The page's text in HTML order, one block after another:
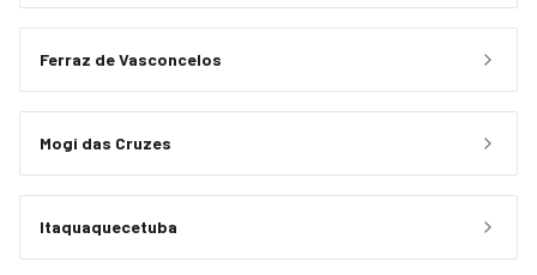
Ferraz de Vasconcelos
Mogi das Cruzes
Itaquaquecetuba